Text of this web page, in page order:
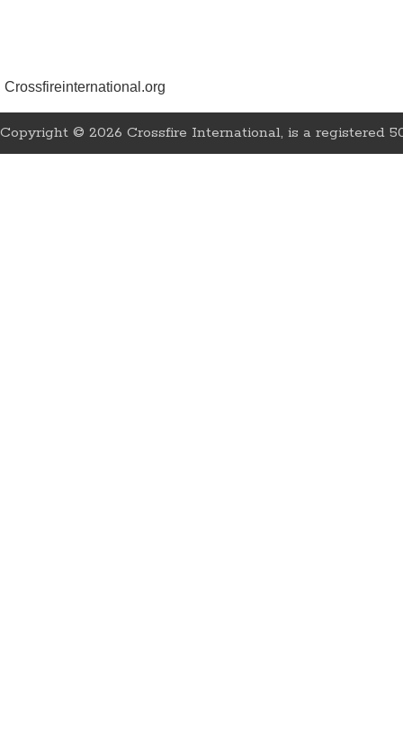
Crossfireinternational.org
Copyright © 2026 Crossfire International, is a registered